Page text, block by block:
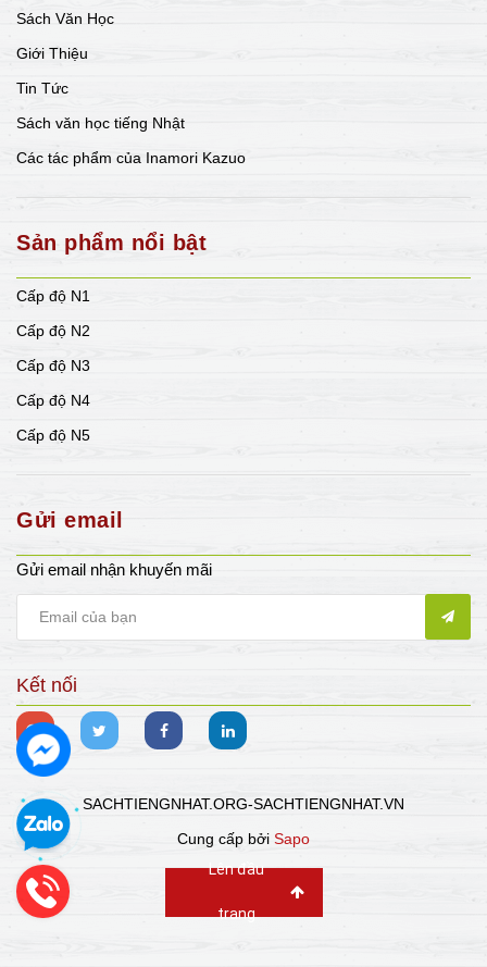
Sách Văn Học
Giới Thiệu
Tin Tức
Sách văn học tiếng Nhật
Các tác phẩm của Inamori Kazuo
Sản phẩm nổi bật
Cấp độ N1
Cấp độ N2
Cấp độ N3
Cấp độ N4
Cấp độ N5
Gửi email
Gửi email nhận khuyến mãi
Kết nối
SACHTIENGNHAT.ORG-SACHTIENGNHAT.VN
Cung cấp bởi Sapo
Lên đầu
trang